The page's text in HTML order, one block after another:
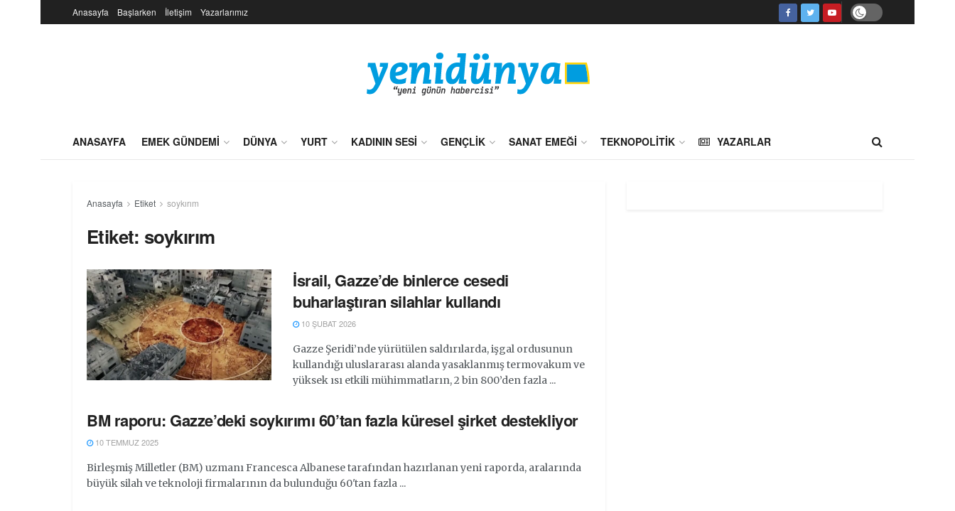
Anasayfa Başlarken İletişim Yazarlarımız
ANASAYFA EMEK GÜNDEMI DÜNYA YURT KADININ SESI GENÇLIK SANAT EMEĞI TEKNOPOLITIK YAZARLAR
Anasayfa Etiket soykırım
Etiket: soykırım
İsrail, Gazze’de binlerce cesedi
buharlaştıran silahlar kullandı
10 ŞUBAT 2026
Gazze Şeridi’nde yürütülen saldırılarda, işgal ordusunun
kullandığı uluslararası alanda yasaklanmış termovakum ve
yüksek ısı etkili mühimmatların, 2 bin 800’den fazla ...
BM raporu: Gazze’deki soykırımı 60’tan fazla küresel şirket destekliyor
10 TEMMUZ 2025
Birleşmiş Milletler (BM) uzmanı Francesca Albanese tarafından hazırlanan yeni raporda, aralarında
büyük silah ve teknoloji firmalarının da bulunduğu 60'tan fazla ...